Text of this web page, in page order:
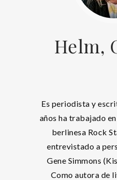
Helm,
Es periodista y
años ha trabajado
berlinesa Rock
entrevistado a
Gene Simmons
Como autora de